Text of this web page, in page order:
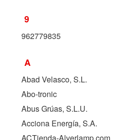
9
962779835
A
Abad Velasco, S.L.
Abo-tronic
Abus Grúas, S.L.U.
Acciona Energía, S.A.